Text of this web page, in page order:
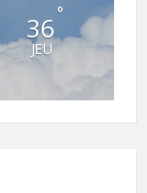
36 °
JEU